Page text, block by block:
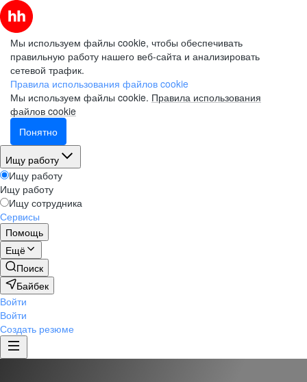
Мы используем файлы cookie, чтобы обеспечивать
правильную работу нашего веб-сайта и анализировать
сетевой трафик.
Правила использования файлов cookie
Мы используем файлы cookie. Правила использования
файлов cookie
Понятно
Ищу работу
Ищу работу
Ищу работу
Ищу сотрудника
Сервисы
Помощь
Ещё
Поиск
Байбек
Войти
Войти
Создать резюме